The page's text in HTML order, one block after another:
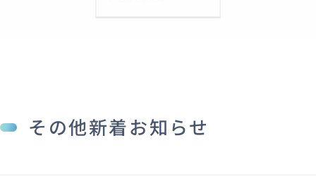
その他新着お知らせ